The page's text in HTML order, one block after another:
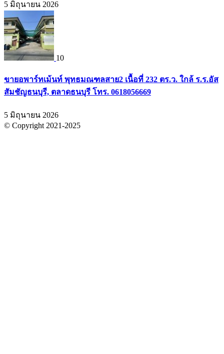
5 มิถุนายน 2026
10
ขายอพาร์ทเม้นท์ พุทธมณฑลสาย2 เนื้อที่ 232 ตร.ว. ใกล้ ร.ร.อัส
สัมชัญธนบุรี, ตลาดธนบุรี โทร. 0618056669
5 มิถุนายน 2026
© Copyright 2021-2025